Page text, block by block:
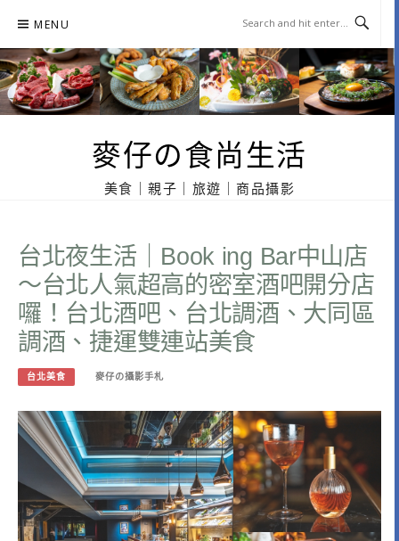
content
MENU
麥仔の食尚生活
美食｜親子｜旅遊｜商品攝影
台北夜生活｜Book ing Bar中山店
～台北人氣超高的密室酒吧開分店
囉！台北酒吧、台北調酒、大同區
調酒、捷運雙連站美食
台北美食 麥仔の攝影手札